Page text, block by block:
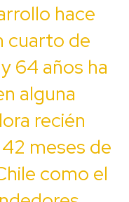
hace
cuarto de
64 años ha
alguna
recién
meses de
como el